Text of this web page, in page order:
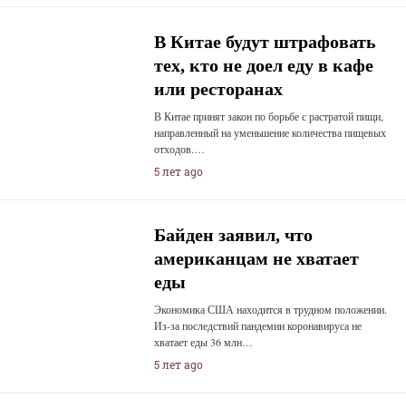
В Китае будут штрафовать
тех, кто не доел еду в кафе
или ресторанах
В Китае принят закон по борьбе с растратой пищи,
направленный на уменьшение количества пищевых
отходов.…
5 лет ago
Байден заявил, что
американцам не хватает
еды
Экономика США находится в трудном положении.
Из-за последствий пандемии коронавируса не
хватает еды 36 млн…
5 лет ago